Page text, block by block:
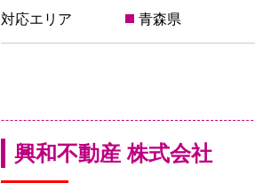
対応エリア 青森県
興和不動産 株式会社